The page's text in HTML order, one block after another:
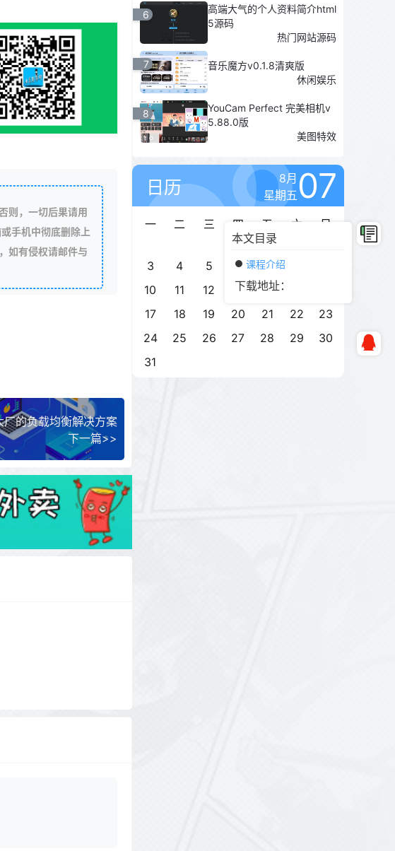
本文目录
课程介绍
下载地址：
则，一切后果请用
手机中彻底删除上
如有侵权请邮件与
厂的负载均衡解决方案
下一篇>>
6
高端大气的个人资料简介html
5源码
热门网站源码
7
音乐魔方v0.1.8清爽版
休闲娱乐
8
YouCam Perfect 完美相机v
5.88.0版
美图特效
日历
8月
星期五 07
一 二 三 四 五 六
日
3
4 5 6 7
10
11 12 13 14
17
18 19 20 21 22
23
24
25 26 27 28 29
30
31